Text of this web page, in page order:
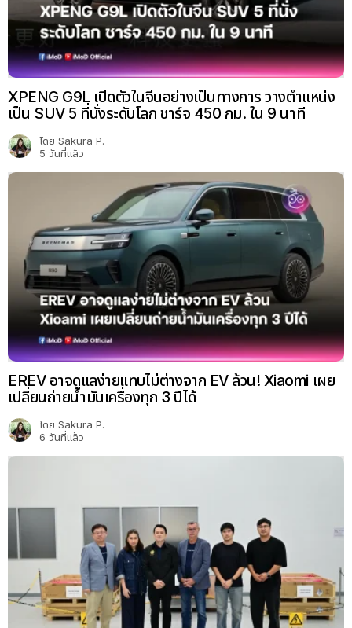
XPENG G9L เปิดตัวในจีนอย่างเป็นทางการ วางตำแหน่ง
เป็น SUV 5 ที่นั่งระดับโลก ชาร์จ 450 กม. ใน 9 นาที
โดย Sakura P.
5 วันที่แล้ว
EREV อาจดูแลง่ายแทบไม่ต่างจาก EV ล้วน! Xiaomi เผย
เปลี่ยนถ่ายน้ำมันเครื่องทุก 3 ปีได้
โดย Sakura P.
6 วันที่แล้ว